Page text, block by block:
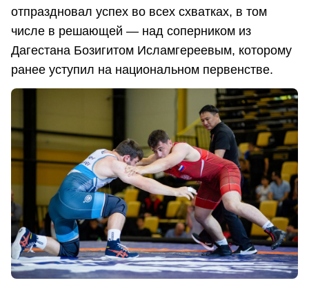
отпраздновал успех во всех схватках, в том
числе в решающей — над соперником из
Дагестана Бозигитом Исламгереевым, которому
ранее уступил на национальном первенстве.